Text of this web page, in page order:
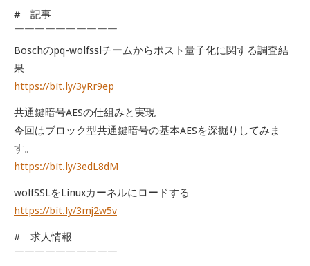
# 記事
￣￣￣￣￣￣￣￣￣￣
Boschのpq-wolfsslチームからポスト量子化に関する調査結
果
https://bit.ly/3yRr9ep
共通鍵暗号AESの仕組みと実現
今回はブロック型共通鍵暗号の基本AESを深掘りしてみま
す。
https://bit.ly/3edL8dM
wolfSSLをLinuxカーネルにロードする
https://bit.ly/3mj2w5v
# 求人情報
￣￣￣￣￣￣￣￣￣￣